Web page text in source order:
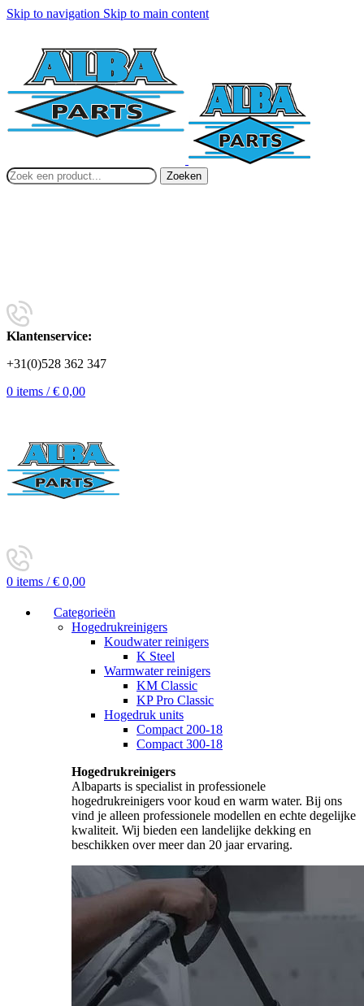
Skip to navigation Skip to main content
Zoeken
Klantenservice:
+31(0)528 362 347
0 items / € 0,00
0 items / € 0,00
Categorieën
Hogedrukreinigers
Koudwater reinigers
K Steel
Warmwater reinigers
KM Classic
KP Pro Classic
Hogedruk units
Compact 200-18
Compact 300-18
Hogedrukreinigers
Albaparts is specialist in professionele
hogedrukreinigers voor koud en warm water. Bij ons
vind je alleen professionele modellen en echte degelijke
kwaliteit. Wij bieden een landelijke dekking en
beschikken over meer dan 20 jaar ervaring.